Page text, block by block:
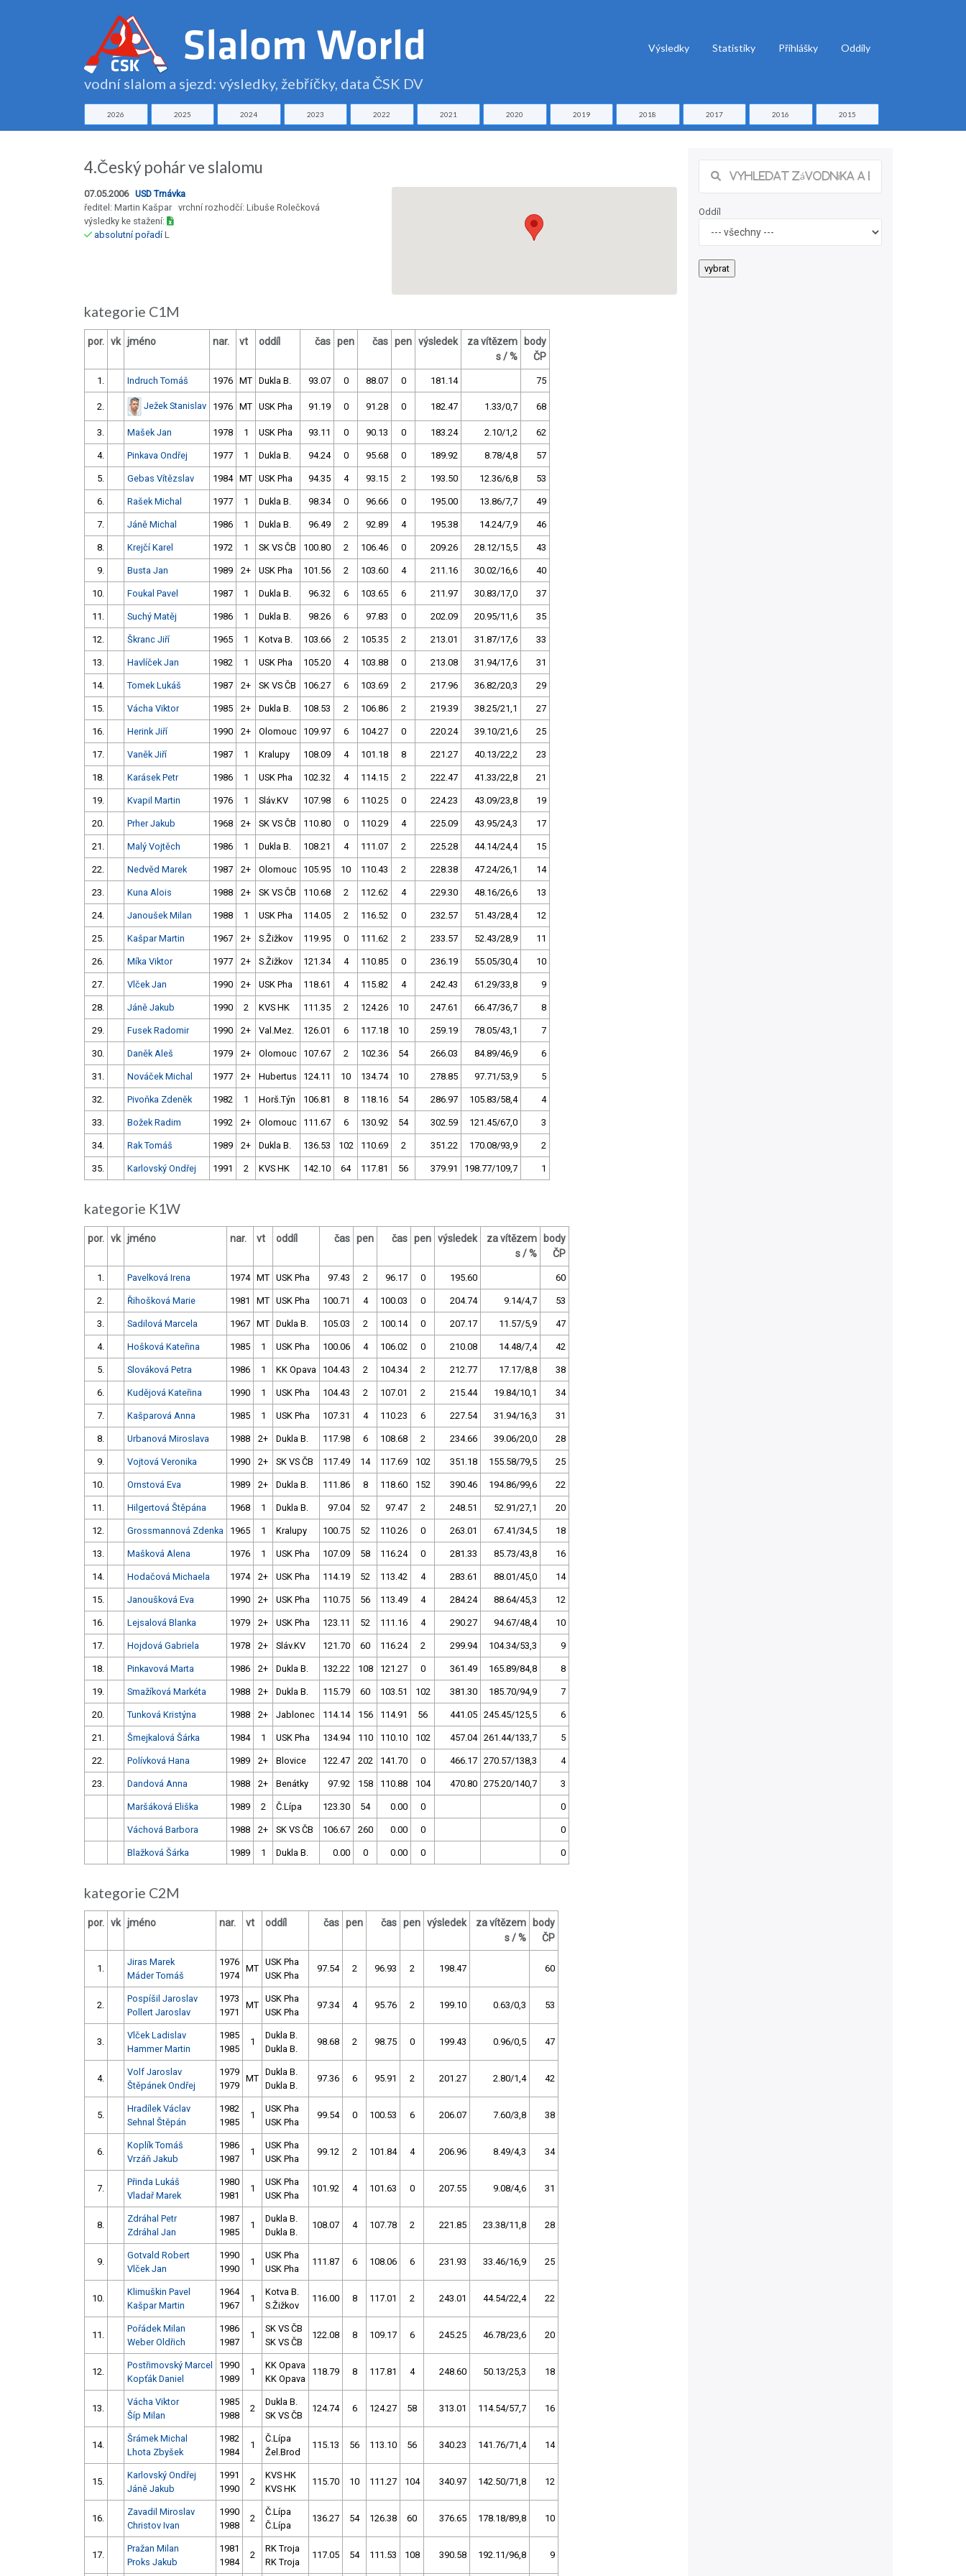
vodní slalom a sjezd: výsledky, žebříčky, data ČSK DV
Výsledky Statistiky Přihlášky Oddíly
2026 2025 2024 2023 2022 2021 2020 2019 2018 2017 2016 2015
4.Český pohár ve slalomu
07.05.2006 USD Trnávka
ředitel: Martin Kašpar vrchní rozhodčí: Libuše Rolečková
výsledky ke stažení:
absolutní pořadíL
kategorie C1M
por. vk jméno nar. vt oddíl čas pen čas pen výsledek
za vítězem
s / %
body
ČP
1. Indruch Tomáš 1976 MT Dukla B. 93.07 0 88.07 0 181.14 75
2. Ježek Stanislav 1976 MT USK Pha 91.19 0 91.28 0 182.47 1.33/0,7 68
3. Mašek Jan 1978 1 USK Pha 93.11 0 90.13 0 183.24 2.10/1,2 62
4. Pinkava Ondřej 1977 1 Dukla B. 94.24 0 95.68 0 189.92 8.78/4,8 57
5. Gebas Vítězslav 1984 MT USK Pha 94.35 4 93.15 2 193.50 12.36/6,8 53
6. Rašek Michal 1977 1 Dukla B. 98.34 0 96.66 0 195.00 13.86/7,7 49
7. Jáně Michal 1986 1 Dukla B. 96.49 2 92.89 4 195.38 14.24/7,9 46
8. Krejčí Karel 1972 1 SK VS ČB 100.80 2 106.46 0 209.26 28.12/15,5 43
9. Busta Jan 1989 2+ USK Pha 101.56 2 103.60 4 211.16 30.02/16,6 40
10. Foukal Pavel 1987 1 Dukla B. 96.32 6 103.65 6 211.97 30.83/17,0 37
11. Suchý Matěj 1986 1 Dukla B. 98.26 6 97.83 0 202.09 20.95/11,6 35
12. Škranc Jiří 1965 1 Kotva B. 103.66 2 105.35 2 213.01 31.87/17,6 33
13. Havlíček Jan 1982 1 USK Pha 105.20 4 103.88 0 213.08 31.94/17,6 31
14. Tomek Lukáš 1987 2+ SK VS ČB 106.27 6 103.69 2 217.96 36.82/20,3 29
15. Vácha Viktor 1985 2+ Dukla B. 108.53 2 106.86 2 219.39 38.25/21,1 27
16. Herink Jiří 1990 2+ Olomouc 109.97 6 104.27 0 220.24 39.10/21,6 25
17. Vaněk Jiří 1987 1 Kralupy 108.09 4 101.18 8 221.27 40.13/22,2 23
18. Karásek Petr 1986 1 USK Pha 102.32 4 114.15 2 222.47 41.33/22,8 21
19. Kvapil Martin 1976 1 Sláv.KV 107.98 6 110.25 0 224.23 43.09/23,8 19
20. Prher Jakub 1968 2+ SK VS ČB 110.80 0 110.29 4 225.09 43.95/24,3 17
21. Malý Vojtěch 1986 1 Dukla B. 108.21 4 111.07 2 225.28 44.14/24,4 15
22. Nedvěd Marek 1987 2+ Olomouc 105.95 10 110.43 2 228.38 47.24/26,1 14
23. Kuna Alois 1988 2+ SK VS ČB 110.68 2 112.62 4 229.30 48.16/26,6 13
24. Janoušek Milan 1988 1 USK Pha 114.05 2 116.52 0 232.57 51.43/28,4 12
25. Kašpar Martin 1967 2+ S.Žižkov 119.95 0 111.62 2 233.57 52.43/28,9 11
26. Míka Viktor 1977 2+ S.Žižkov 121.34 4 110.85 0 236.19 55.05/30,4 10
27. Vlček Jan 1990 2+ USK Pha 118.61 4 115.82 4 242.43 61.29/33,8 9
28. Jáně Jakub 1990 2 KVS HK 111.35 2 124.26 10 247.61 66.47/36,7 8
29. Fusek Radomir 1990 2+ Val.Mez. 126.01 6 117.18 10 259.19 78.05/43,1 7
30. Daněk Aleš 1979 2+ Olomouc 107.67 2 102.36 54 266.03 84.89/46,9 6
31. Nováček Michal 1977 2+ Hubertus 124.11 10 134.74 10 278.85 97.71/53,9 5
32. Pivoňka Zdeněk 1982 1 Horš.Týn 106.81 8 118.16 54 286.97 105.83/58,4 4
33. Božek Radim 1992 2+ Olomouc 111.67 6 130.92 54 302.59 121.45/67,0 3
34. Rak Tomáš 1989 2+ Dukla B. 136.53 102 110.69 2 351.22 170.08/93,9 2
35. Karlovský Ondřej 1991 2 KVS HK 142.10 64 117.81 56 379.91 198.77/109,7 1
kategorie K1W
por. vk jméno nar. vt oddíl čas pen čas pen výsledek
za vítězem
s / %
body
ČP
1. Pavelková Irena 1974 MT USK Pha 97.43 2 96.17 0 195.60 60
2. Řihošková Marie 1981 MT USK Pha 100.71 4 100.03 0 204.74 9.14/4,7 53
3. Sadilová Marcela 1967 MT Dukla B. 105.03 2 100.14 0 207.17 11.57/5,9 47
4. Hošková Kateřina 1985 1 USK Pha 100.06 4 106.02 0 210.08 14.48/7,4 42
5. Slováková Petra 1986 1 KK Opava 104.43 2 104.34 2 212.77 17.17/8,8 38
6. Kudějová Kateřina 1990 1 USK Pha 104.43 2 107.01 2 215.44 19.84/10,1 34
7. Kašparová Anna 1985 1 USK Pha 107.31 4 110.23 6 227.54 31.94/16,3 31
8. Urbanová Miroslava 1988 2+ Dukla B. 117.98 6 108.68 2 234.66 39.06/20,0 28
9. Vojtová Veronika 1990 2+ SK VS ČB 117.49 14 117.69 102 351.18 155.58/79,5 25
10. Ornstová Eva 1989 2+ Dukla B. 111.86 8 118.60 152 390.46 194.86/99,6 22
11. Hilgertová Štěpána 1968 1 Dukla B. 97.04 52 97.47 2 248.51 52.91/27,1 20
12. Grossmannová Zdenka 1965 1 Kralupy 100.75 52 110.26 0 263.01 67.41/34,5 18
13. Mašková Alena 1976 1 USK Pha 107.09 58 116.24 0 281.33 85.73/43,8 16
14. Hodačová Michaela 1974 2+ USK Pha 114.19 52 113.42 4 283.61 88.01/45,0 14
15. Janoušková Eva 1990 2+ USK Pha 110.75 56 113.49 4 284.24 88.64/45,3 12
16. Lejsalová Blanka 1979 2+ USK Pha 123.11 52 111.16 4 290.27 94.67/48,4 10
17. Hojdová Gabriela 1978 2+ Sláv.KV 121.70 60 116.24 2 299.94 104.34/53,3 9
18. Pinkavová Marta 1986 2+ Dukla B. 132.22 108 121.27 0 361.49 165.89/84,8 8
19. Smažíková Markéta 1988 2+ Dukla B. 115.79 60 103.51 102 381.30 185.70/94,9 7
20. Tunková Kristýna 1988 2+ Jablonec 114.14 156 114.91 56 441.05 245.45/125,5 6
21. Šmejkalová Šárka 1984 1 USK Pha 134.94 110 110.10 102 457.04 261.44/133,7 5
22. Polívková Hana 1989 2+ Blovice 122.47 202 141.70 0 466.17 270.57/138,3 4
23. Dandová Anna 1988 2+ Benátky 97.92 158 110.88 104 470.80 275.20/140,7 3
Maršáková Eliška 1989 2 Č.Lípa 123.30 54 0.00 0 0
Váchová Barbora 1988 2+ SK VS ČB 106.67 260 0.00 0 0
Blažková Šárka 1989 1 Dukla B. 0.00 0 0.00 0 0
kategorie C2M
por. vk jméno nar. vt oddíl čas pen čas pen výsledek
za vítězem
s / %
body
ČP
1.
Jiras Marek
Máder Tomáš
1976
1974
MT
USK Pha
USK Pha
97.54 2 96.93 2 198.47 60
2.
Pospíšil Jaroslav
Pollert Jaroslav
1973
1971
MT
USK Pha
USK Pha
97.34 4 95.76 2 199.10 0.63/0,3 53
3.
Vlček Ladislav
Hammer Martin
1985
1985
1
Dukla B.
Dukla B.
98.68 2 98.75 0 199.43 0.96/0,5 47
4.
Volf Jaroslav
Štěpánek Ondřej
1979
1979
MT
Dukla B.
Dukla B.
97.36 6 95.91 2 201.27 2.80/1,4 42
5.
Hradílek Václav
Sehnal Štěpán
1982
1985
1
USK Pha
USK Pha
99.54 0 100.53 6 206.07 7.60/3,8 38
6.
Koplík Tomáš
Vrzáň Jakub
1986
1987
1
USK Pha
USK Pha
99.12 2 101.84 4 206.96 8.49/4,3 34
7.
Přinda Lukáš
Vladař Marek
1980
1981
1
USK Pha
USK Pha
101.92 4 101.63 0 207.55 9.08/4,6 31
8.
Zdráhal Petr
Zdráhal Jan
1987
1985
1
Dukla B.
Dukla B.
108.07 4 107.78 2 221.85 23.38/11,8 28
9.
Gotvald Robert
Vlček Jan
1990
1990
1
USK Pha
USK Pha
111.87 6 108.06 6 231.93 33.46/16,9 25
10.
Klimuškin Pavel
Kašpar Martin
1964
1967
1
Kotva B.
S.Žižkov
116.00 8 117.01 2 243.01 44.54/22,4 22
11.
Pořádek Milan
Weber Oldřich
1986
1987
1
SK VS ČB
SK VS ČB
122.08 8 109.17 6 245.25 46.78/23,6 20
12.
Postřimovský Marcel
Kopťák Daniel
1990
1989
1
KK Opava
KK Opava
118.79 8 117.81 4 248.60 50.13/25,3 18
13.
Vácha Viktor
Šíp Milan
1985
1988
2
Dukla B.
SK VS ČB
124.74 6 124.27 58 313.01 114.54/57,7 16
14.
Šrámek Michal
Lhota Zbyšek
1982
1984
1
Č.Lípa
Žel.Brod
115.13 56 113.10 56 340.23 141.76/71,4 14
15.
Karlovský Ondřej
Jáně Jakub
1991
1990
2
KVS HK
KVS HK
115.70 10 111.27 104 340.97 142.50/71,8 12
16.
Zavadil Miroslav
Christov Ivan
1990
1988
2
Č.Lípa
Č.Lípa
136.27 54 126.38 60 376.65 178.18/89,8 10
17.
Pražan Milan
Proks Jakub
1981
1984
2
RK Troja
RK Troja
117.05 54 111.53 108 390.58 192.11/96,8 9
Oddíl